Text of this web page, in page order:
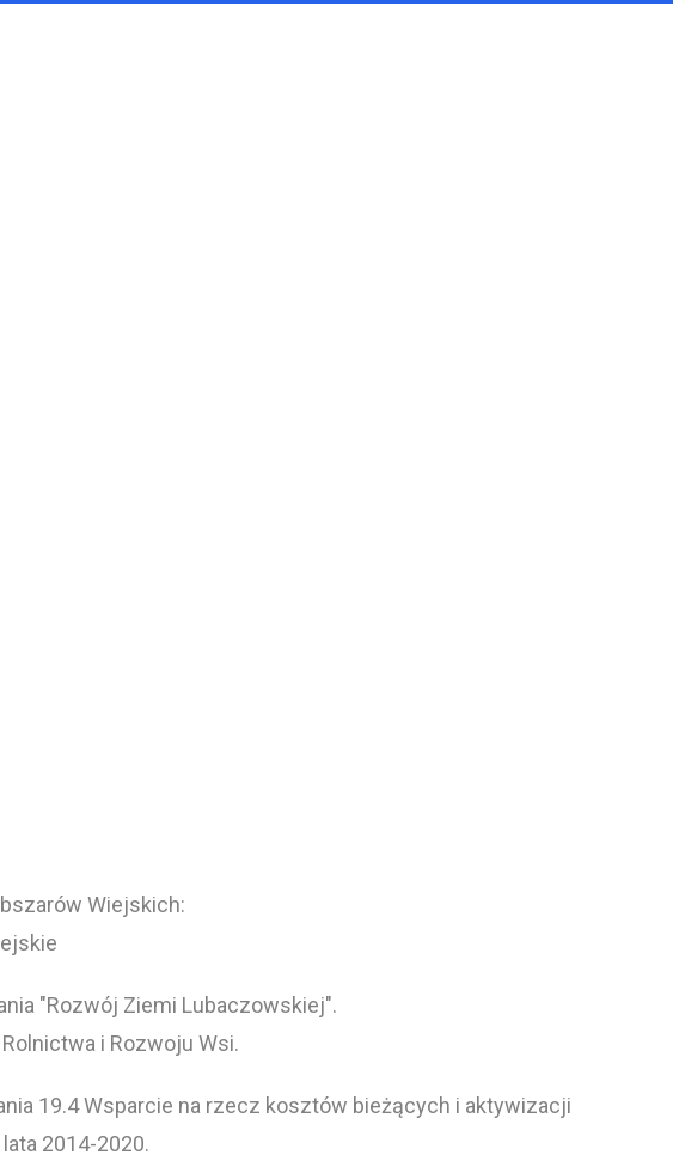
Wiejskich:
"Rozwój Ziemi Lubaczowskiej".
i Rozwoju Wsi.
19.4 Wsparcie na rzecz kosztów bieżących i aktywizacji
2014-2020.